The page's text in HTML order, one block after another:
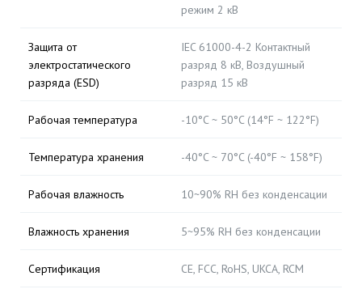
режим 2 кВ
Защита от
электростатического
разряда (ESD)
IEC 61000-4-2 Контактный
разряд 8 кВ, Воздушный
разряд 15 кВ
Рабочая температура -10°C ~ 50°C (14°F ~ 122°F)
Температура хранения -40°C ~ 70°C (-40°F ~ 158°F)
Рабочая влажность 10~90% RH без конденсации
Влажность хранения 5~95% RH без конденсации
Сертификация CE, FCC, RoHS, UKCA, RCM